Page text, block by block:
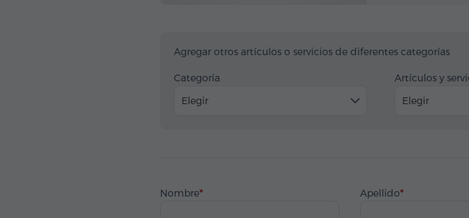
Agregar otros artículos o servicios de diferentes categorías
Categoría
Elegir
Artículos y
Elegir
Nombre Apellido